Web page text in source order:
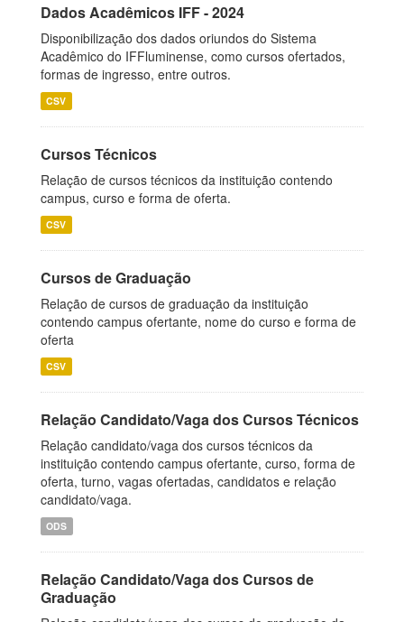
Dados Acadêmicos IFF - 2024
Disponibilização dos dados oriundos do Sistema
Acadêmico do IFFluminense, como cursos ofertados,
formas de ingresso, entre outros.
CSV
Cursos Técnicos
Relação de cursos técnicos da instituição contendo
campus, curso e forma de oferta.
CSV
Cursos de Graduação
Relação de cursos de graduação da instituição
contendo campus ofertante, nome do curso e forma de
oferta
CSV
Relação Candidato/Vaga dos Cursos Técnicos
Relação candidato/vaga dos cursos técnicos da
instituição contendo campus ofertante, curso, forma de
oferta, turno, vagas ofertadas, candidatos e relação
candidato/vaga.
ODS
Relação Candidato/Vaga dos Cursos de
Graduação